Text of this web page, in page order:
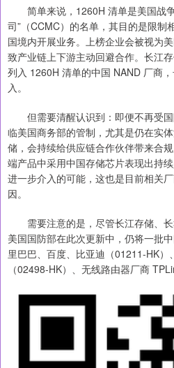
简单来说，1260H 清单是美国战
司”（CCMC）的名单，其目的是限制
国境内开展业务。上榜企业会被视为
致产业链上下游主动回避合作。长江
列入 1260H 清单的中国 NAND 厂商
入。
但需要清醒认识到：即便不再受国
临美国商务部的管制，尤其是仍在实
储，会持续给供应链合作伙伴带来合
端产品中采用中国存储芯片表现出持
进一步介入的可能，这也是目前相关
因。
需要注意的是，尽管长江存储、长
美国国防部在此次更新中，仍将一批
里巴巴、百度、比亚迪（01211-HK）
（02498-HK）、无线路由器厂商